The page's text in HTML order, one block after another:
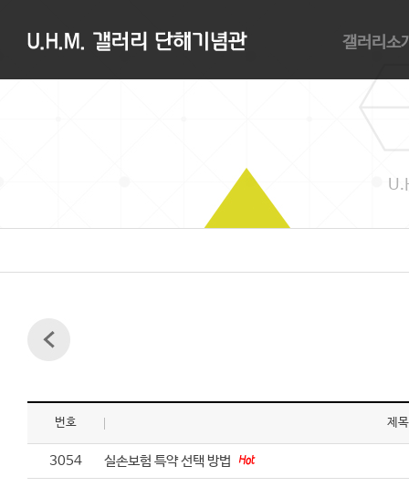
갤러리소
번호 제목
3054 실손보험 특약 선택 방법